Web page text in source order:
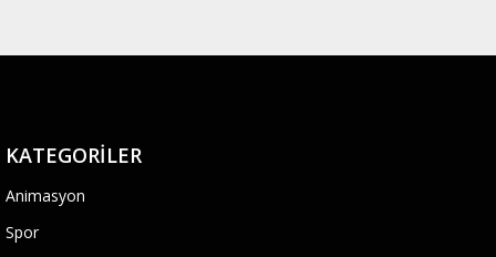
KATEGORILER
Animasyon
Spor